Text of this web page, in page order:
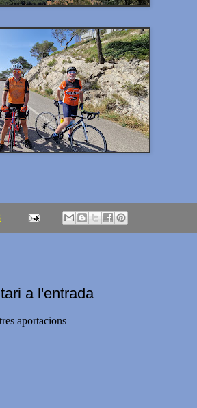
a l'entrada
aportacions